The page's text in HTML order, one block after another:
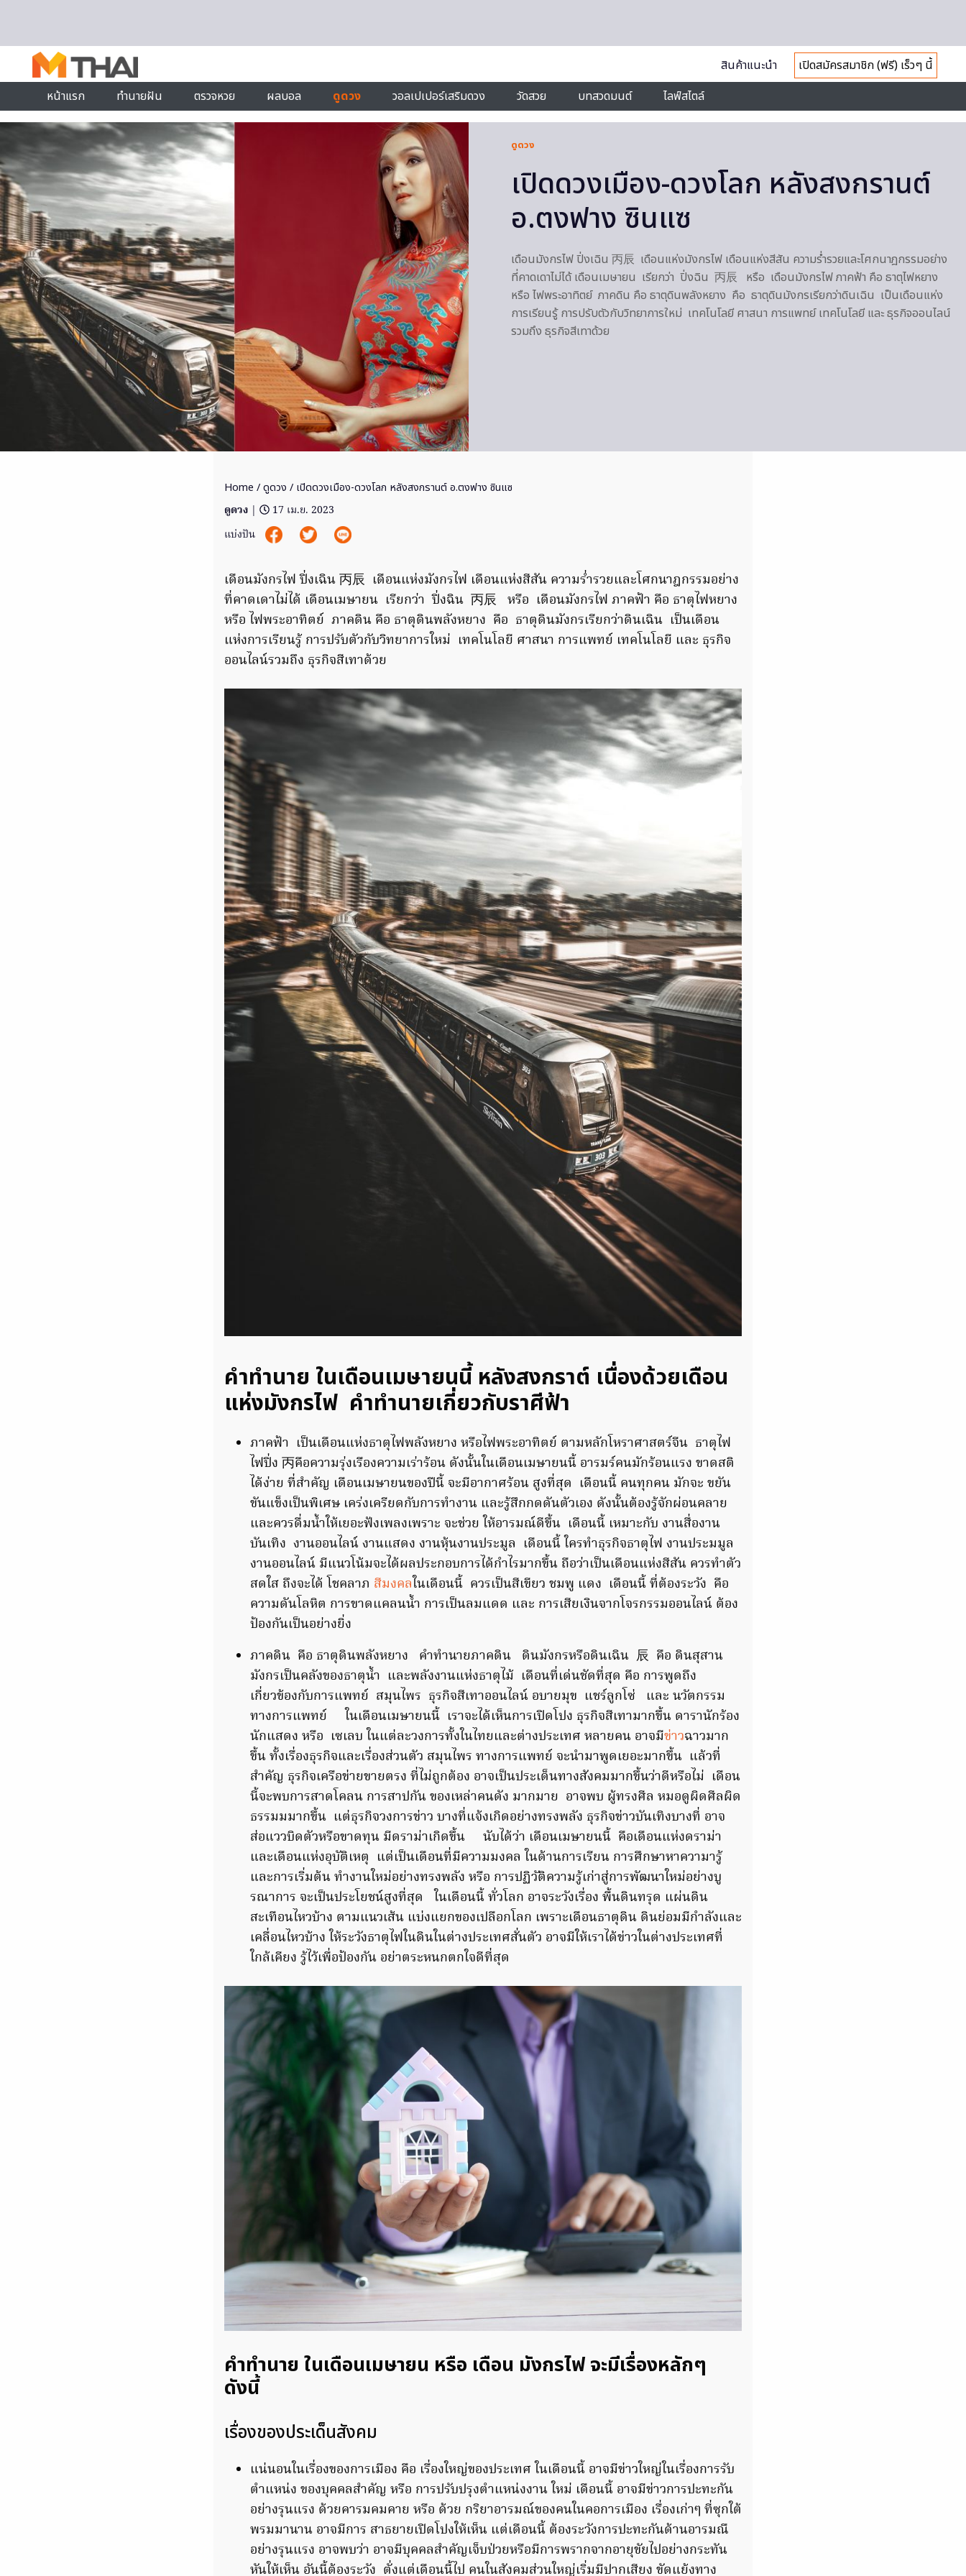
สินค้าแนะนำ
เปิดสมัครสมาชิก (ฟรี) เร็วๆ นี้
หน้าแรก
ทำนายฝัน ตรวจหวย ผลบอล ดูดวง วอลเปเปอร์เสริมดวง วัดสวย บทสวดมนต์ ไลฟ์สไตล์
ดูดวง
เปิดดวงเมือง-ดวงโลก หลังสงกรานต์
อ.ตงฟาง ซินแซ
เดือนมังกรไฟ ปิ่งเฉิน 丙辰 เดือนแห่งมังกรไฟ เดือนแห่งสีสัน ความร่ำรวยและโศกนาฎกรรมอย่าง
ที่คาดเดาไม่ได้ เดือนเมษายน เรียกว่า ปิ่งฉิน 丙辰 หรือ เดือนมังกรไฟ ภาคฟ้า คือ ธาตุไฟหยาง
หรือ ไฟพระอาทิตย์ ภาคดิน คือ ธาตุดินพลังหยาง คือ ธาตุดินมังกรเรียกว่าดินเฉิน เป็นเดือนแห่ง
การเรียนรู้ การปรับตัวกับวิทยาการใหม่ เทคโนโลยี ศาสนา การแพทย์ เทคโนโลยี และ ธุรกิจออนไลน์
รวมถึง ธุรกิจสีเทาด้วย
Home /ดูดวง / เปิดดวงเมือง-ดวงโลก หลังสงกรานต์ อ.ตงฟาง ซินแซ
ดูดวง |
17 เม.ย. 2023
แบ่งปัน
เดือนมังกรไฟ ปิ่งเฉิน 丙辰 เดือนแห่งมังกรไฟ เดือนแห่งสีสัน ความร่ำรวยและโศกนาฎกรรมอย่าง
ที่คาดเดาไม่ได้ เดือนเมษายน เรียกว่า ปิ่งฉิน 丙辰 หรือ เดือนมังกรไฟ ภาคฟ้า คือ ธาตุไฟหยาง
หรือ ไฟพระอาทิตย์ ภาคดิน คือ ธาตุดินพลังหยาง คือ ธาตุดินมังกรเรียกว่าดินเฉิน เป็นเดือน
แห่งการเรียนรู้ การปรับตัวกับวิทยาการใหม่ เทคโนโลยี ศาสนา การแพทย์ เทคโนโลยี และ ธุรกิจ
ออนไลน์รวมถึง ธุรกิจสีเทาด้วย
คำทำนาย ในเดือนเมษายนนี้ หลังสงกราต์ เนื่องด้วยเดือน
แห่งมังกรไฟ คำทำนายเกี่ยวกับราศีฟ้า
ภาคฟ้า เป็นเดือนแห่งธาตุไฟพลังหยาง หรือไฟพระอาทิตย์ ตามหลักโหราศาสตร์จีน ธาตุไฟ
ไฟปิ่ง 丙คือความรุ่งเรืองความเร่าร้อน ดังนั้นในเดือนเมษายนนี้ อารมร์คนมักร้อนแรง ขาดสติ
ได้ง่าย ที่สำคัญ เดือนเมษายนของปีนี้ จะมีอากาศร้อน สูงที่สุด เดือนนี้ คนทุกคน มักจะ ขยัน
ขันแข็งเป็นพิเศษ เคร่งเครียดกับการทำงาน และรู้สึกกดดันตัวเอง ดังนั้นต้องรู้จักผ่อนคลาย
และควรดื่มน้ำให้เยอะฟังเพลงเพราะ จะช่วย ให้อารมณ์ดีขึ้น เดือนนี้ เหมาะกับ งานสื่องาน
บันเทิง งานออนไลน์ งานแสดง งานหุ้นงานประมูล เดือนนี้ ใครทำธุรกิจธาตุไฟ งานประมมูล
งานออนไลน์ มีแนวโน้มจะได้ผลประกอบการได้กำไรมากขึ้น ถือว่าเป็นเดือนแห่งสีสัน ควรทำตัว
สดใส ถึงจะได้ โชคลาภ สีมงคลในเดือนนี้ ควรเป็นสีเขียว ชมพู แดง เดือนนี้ ที่ต้องระวัง คือ
ความดันโลหิต การขาดแคลนน้ำ การเป็นลมแดด และ การเสียเงินจากโจรกรรมออนไลน์ ต้อง
ป้องกันเป็นอย่างยิ่ง
ภาคดิน คือ ธาตุดินพลังหยาง คำทำนายภาคดิน ดินมังกรหรือดินเฉิน 辰 คือ ดินสุสาน
มังกรเป็นคลังของธาตุน้ำ และพลังงานแห่งธาตุไม้ เดือนที่เด่นชัดที่สุด คือ การพูดถึง
เกี่ยวข้องกับการแพทย์ สมุนไพร ธุรกิจสีเทาออนไลน์ อบายมุข แชร์ลูกโซ่ และ นวัตกรรม
ทางการแพทย์ ในเดือนเมษายนนี้ เราจะได้เห็นการเปิดโปง ธุรกิจสีเทามากขึ้น ดารานักร้อง
นักแสดง หรือ เซเลบ ในแต่ละวงการทั้งในไทยและต่างประเทศ หลายคน อาจมีข่าวฉาวมาก
ขึ้น ทั้งเรื่องธุรกิจและเรื่องส่วนตัว สมุนไพร ทางการแพทย์ จะนำมาพูดเยอะมากขึ้น แล้วที่
สำคัญ ธุรกิจเครือข่ายขายตรง ที่ไม่ถูกต้อง อาจเป็นประเด็นทางสังคมมากขึ้นว่าดีหรือไม่ เดือน
นี้จะพบการสาดโคลน การสาปกัน ของเหล่าคนดัง มากมาย อาจพบ ผู้ทรงศีล หมอดูผิดศีลผิด
ธรรมมมากขึ้น แต่ธุรกิจวงการข่าว บางที่แจ้งเกิดอย่างทรงพลัง ธุรกิจข่าวบันเทิงบางที่ อาจ
ส่อแววบิดตัวหรือขาดทุน มีดราม่าเกิดขึ้น นับได้ว่า เดือนเมษายนนี้ คือเดือนแห่งดราม่า
และเดือนแห่งอุบัติเหตุ แต่เป็นเดือนที่มีความมงคล ในด้านการเรียน การศึกษาหาความารู้
และการเริ่มต้น ทำงานใหม่อย่างทรงพลัง หรือ การปฏิวัติความรู้เก่าสู่การพัฒนาใหม่อย่างบู
รณาการ จะเป็นประโยชน์สูงที่สุด ในเดือนนี้ ทั่วโลก อาจระวังเรื่อง พื้นดินทรุด แผ่นดิน
สะเทือนไหวบ้าง ตามแนวเส้น แบ่งแยกของเปลือกโลก เพราะเดือนธาตุดิน ดินย่อมมีกำลังและ
เคลื่อนไหวบ้าง ให้ระวังธาตุไฟในดินในต่างประเทศสั่นตัว อาจมีให้เราได้ข่าวในต่างประเทศที่
ใกล้เคียง รู้ไว้เพื่อป้องกัน อย่าตระหนกตกใจดีที่สุด
คำทำนาย ในเดือนเมษายน หรือ เดือน มังกรไฟ จะมีเรื่องหลักๆ
ดังนี้
เรื่องของประเด็นสังคม
แน่นอนในเรื่องของการเมือง คือ เรื่องใหญ่ของประเทศ ในเดือนนี้ อาจมีข่าวใหญ่ในเรื่องการรับ
ตำแหน่ง ของบุคคลสำคัญ หรือ การปรับปรุงตำแหน่งงาน ใหม่ เดือนนี้ อาจมีข่าวการปะทะกัน
อย่างรุนแรง ด้วยคารมคมคาย หรือ ด้วย กริยาอารมณ์ของคนในคอการเมือง เรื่องเก่าๆ ที่ซุกใต้
พรมมานาน อาจมีการ สาธยายเปิดโปงให้เห็น แต่เดือนนี้ ต้องระวังการปะทะกันด้านอารมณื
อย่างรุนแรง อาจพบว่า อาจมีบุคคลสำคัญเจ็บป่วยหรือมีการพรากจากอายุขัยไปอย่างกระทัน
หันให้เห็น อันนี้ต้องระวัง ตั่งแต่เดือนนี้ไป คนในสังคมส่วนใหญ่เริ่มมีปากเสียง ขัดแย้งทาง